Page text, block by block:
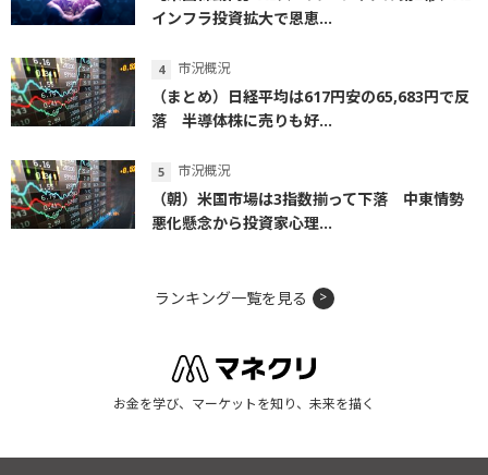
インフラ投資拡大で恩恵...
市況概況
（まとめ）日経平均は617円安の65,683円で反
落 半導体株に売りも好...
市況概況
（朝）米国市場は3指数揃って下落 中東情勢
悪化懸念から投資家心理...
ランキング一覧を見る
お金を学び、マーケットを知り、未来を描く